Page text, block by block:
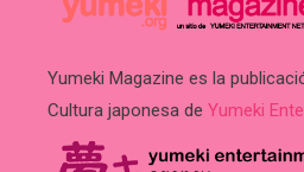
Yumeki Magazine es la
Cultura japonesa de Yumeki